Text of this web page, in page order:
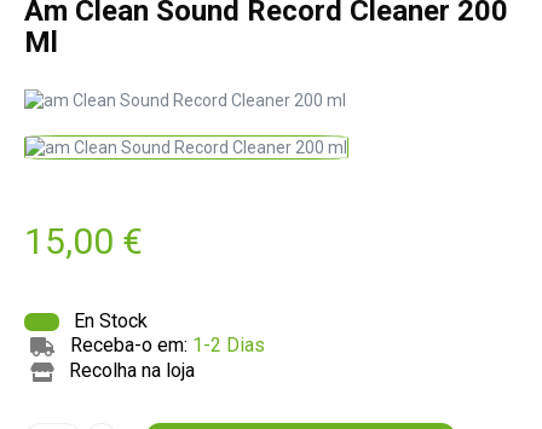
Am Clean Sound Record Cleaner 200
Ml
15,00 €
En Stock
Receba-o em: 1-2 Dias
Recolha na loja